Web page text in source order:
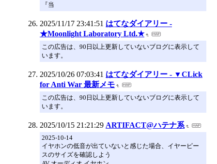
『当
2025/11/17 23:41:51 はてなダイアリー -
★Moonlight Laboratory Ltd.★
この広告は、90日以上更新していないブログに表示して
います。
2025/10/26 07:03:41 はてなダイアリー - ▼CLick
for Anti War 最新メモ
この広告は、90日以上更新していないブログに表示して
います。
2025/10/15 21:21:29 ARTIFACT@ハテナ系
2025-10-14
イヤホンの低音が出ていないと感じた場合、イヤーピー
スのサイズを確認しよう